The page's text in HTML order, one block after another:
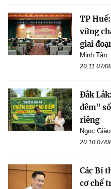
TP
vững
giai
Minh Tân
20:11 07/
Đắk
đêm"
riêng
Ngọc Giàu
20:10 07/
Các Bí
cơ chế